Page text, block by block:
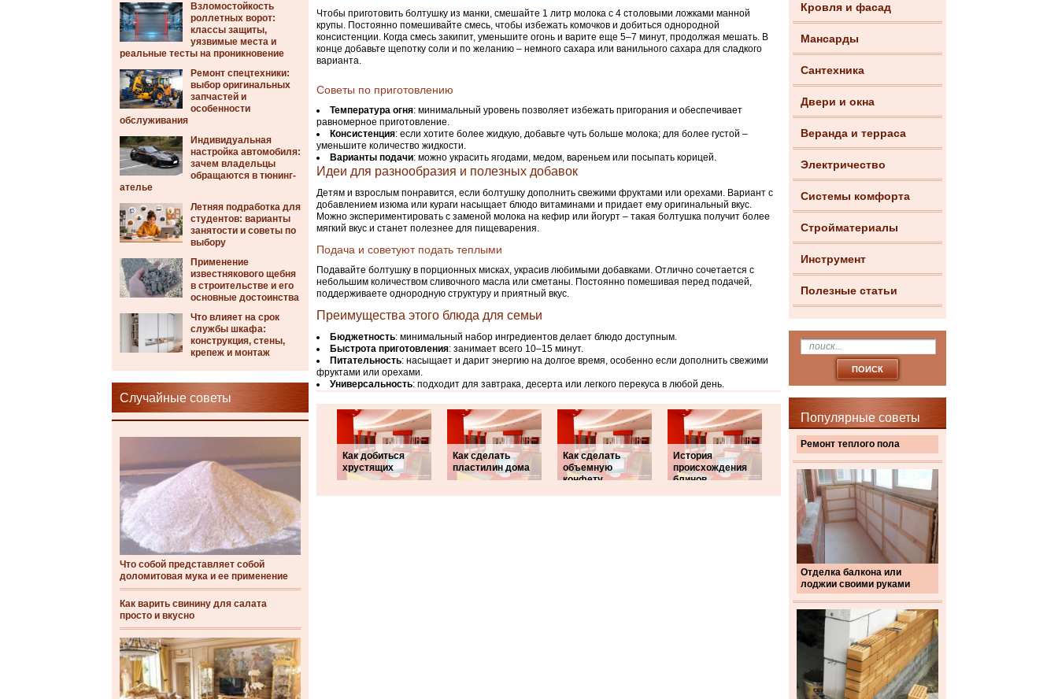
Взломостойкость
роллетных ворот:
классы защиты,
уязвимые места и
реальные тесты на проникновение
Ремонт спецтехники:
выбор оригинальных
запчастей и
особенности
обслуживания
Индивидуальная
настройка автомобиля:
зачем владельцы
обращаются в тюнинг-
ателье
Летняя подработка для
студентов: варианты
занятости и советы по
выбору
Применение
известнякового щебня
в строительстве и его
основные достоинства
Что влияет на срок
службы шкафа:
конструкция, стены,
крепеж и монтаж
Случайные советы
Что собой представляет собой
доломитовая мука и ее применение
Как варить свинину для салата
просто и вкусно
Кровля и фасад
Мансарды
Сантехника
Двери и окна
Веранда и терраса
Электричество
Системы комфорта
Стройматериалы
Инструмент
Полезные статьи
Популярные советы
Ремонт теплого пола
Отделка балкона или
лоджии своими руками
Чтобы приготовить болтушку из манки, смешайте 1 литр молока с 4 столовыми ложками манной
крупы. Постоянно помешивайте смесь, чтобы избежать комочков и добиться однородной
консистенции. Когда смесь закипит, уменьшите огонь и варите еще 5–7 минут, продолжая мешать. В
конце добавьте щепотку соли и по желанию – немного сахара или ванильного сахара для сладкого
варианта.
Советы по приготовлению
Температура огня: минимальный уровень позволяет избежать пригорания и обеспечивает
равномерное приготовление.
Консистенция: если хотите более жидкую, добавьте чуть больше молока; для более густой –
уменьшите количество жидкости.
Варианты подачи: можно украсить ягодами, медом, вареньем или посыпать корицей.
Идеи для разнообразия и полезных добавок
Детям и взрослым понравится, если болтушку дополнить свежими фруктами или орехами. Вариант с
добавлением изюма или кураги насыщает блюдо витаминами и придает ему оригинальный вкус.
Можно экспериментировать с заменой молока на кефир или йогурт – такая болтушка получит более
мягкий вкус и станет полезнее для пищеварения.
Подача и советуют подать теплыми
Подавайте болтушку в порционных мисках, украсив любимыми добавками. Отлично сочетается с
небольшим количеством сливочного масла или сметаны. Постоянно помешивая перед подачей,
поддерживаете однородную структуру и приятный вкус.
Преимущества этого блюда для семьи
Бюджетность: минимальный набор ингредиентов делает блюдо доступным.
Быстрота приготовления: занимает всего 10–15 минут.
Питательность: насыщает и дарит энергию на долгое время, особенно если дополнить свежими
фруктами или орехами.
Универсальность: подходит для завтрака, десерта или легкого перекуса в любой день.
Как добиться
хрустящих
Как сделать
пластилин дома
Как сделать
объемную
конфету
История
происхождения
блинов